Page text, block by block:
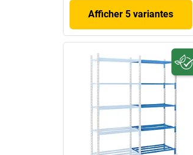
Afficher 5 variantes